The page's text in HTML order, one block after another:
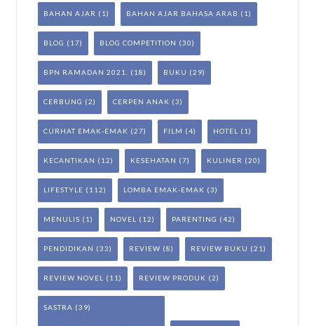
BAHAN AJAR (1) BAHAN AJAR BAHASA ARAB (1)
BLOG (17) BLOG COMPETITION (30)
BPN RAMADAN 2021. (18) BUKU (29)
CERBUNG (2) CERPEN ANAK (3)
CURHAT EMAK-EMAK (27) FILM (4) HOTEL (1)
KECANTIKAN (12) KESEHATAN (7) KULINER (20)
LIFESTYLE (112) LOMBA EMAK-EMAK (3)
MENULIS (1) NOVEL (12) PARENTING (42)
PENDIDIKAN (33) REVIEW (8) REVIEW BUKU (21)
REVIEW NOVEL (11) REVIEW PRODUK (2)
SASTRA (39)